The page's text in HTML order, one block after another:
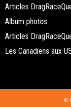
Articles
Album photos
Articles
Les Canadiens aux
©